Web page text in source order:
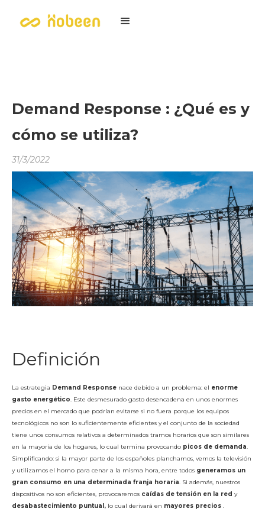
Demand Response : ¿Qué es y
cómo se utiliza?
31/3/2022
Definición
La estrategia Demand Response nace debido a un problema: el enorme
gasto energético. Este desmesurado gasto desencadena en unos enormes
precios en el mercado que podrían evitarse si no fuera porque los equipos
tecnológicos no son lo suficientemente eficientes y el conjunto de la sociedad
tiene unos consumos relativos a determinados tramos horarios que son similares
en la mayoría de los hogares, lo cual termina provocando picos de demanda.
Simplificando: si la mayor parte de los españoles planchamos, vemos la televisión
y utilizamos el horno para cenar a la misma hora, entre todos generamos un
gran consumo en una determinada franja horaria. Si además, nuestros
dispositivos no son eficientes, provocaremos caídas de tensión en la red y
desabastecimiento puntual, lo cual derivará en mayores precios .